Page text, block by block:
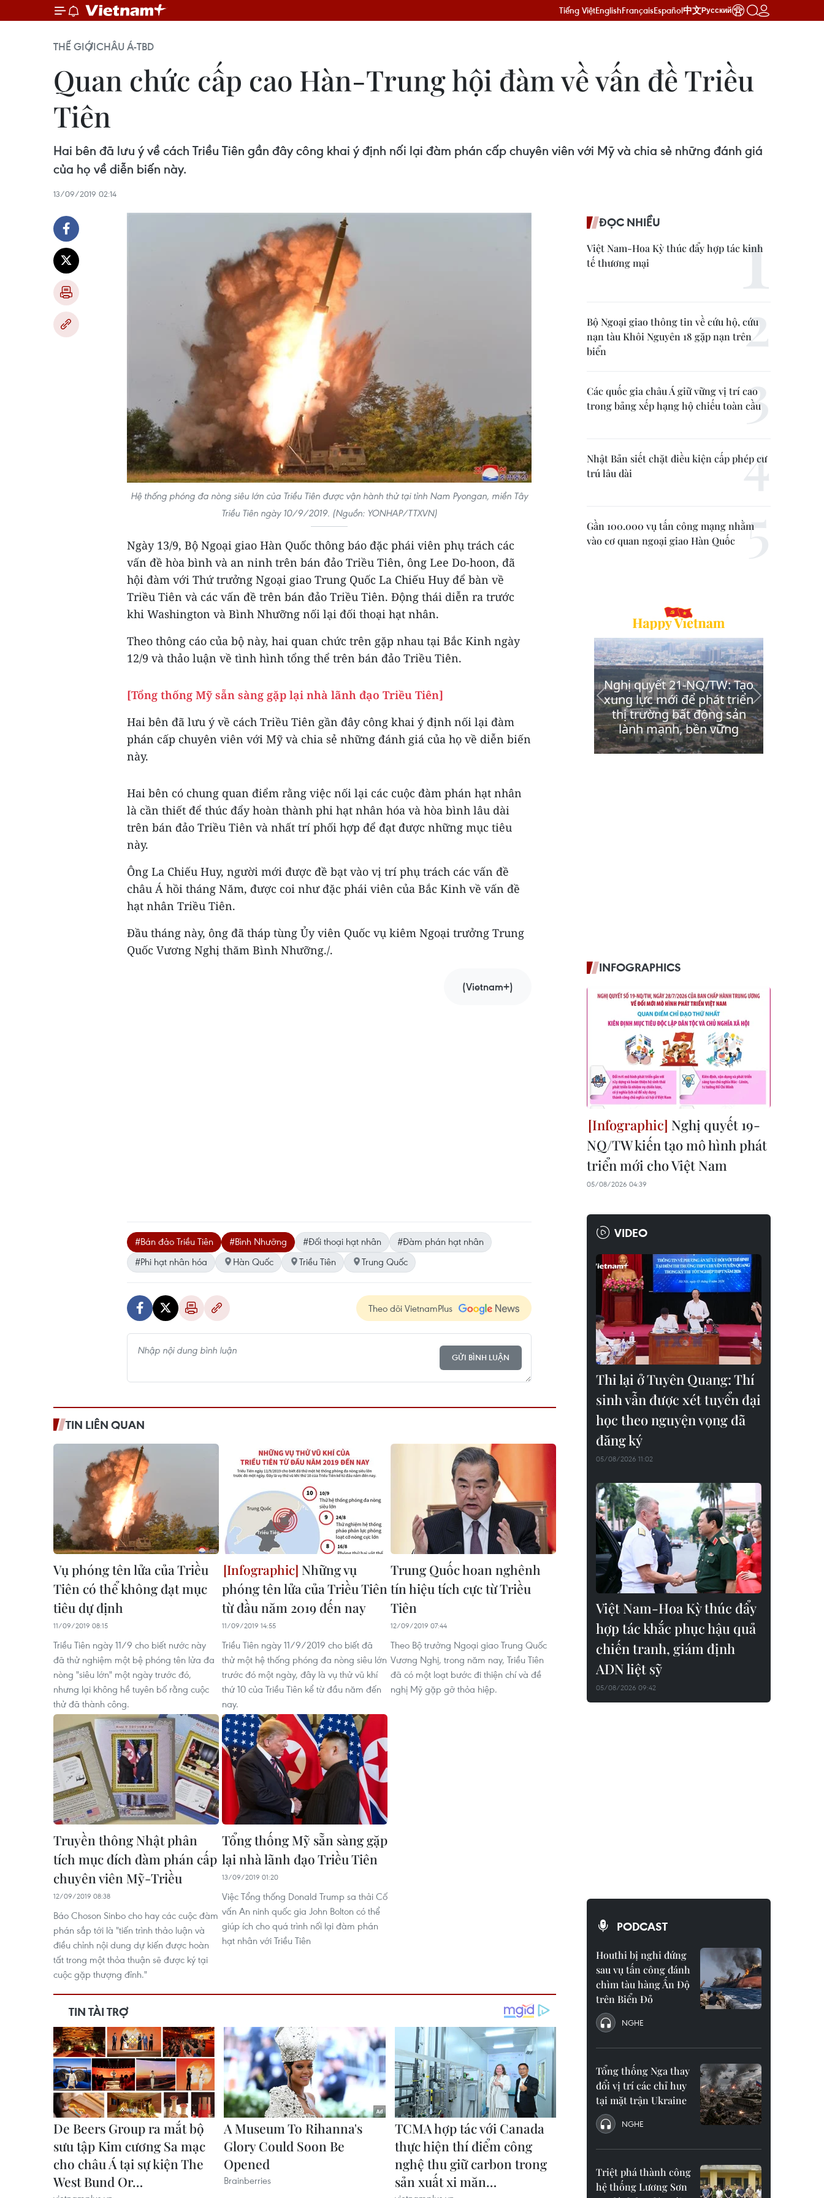
Tiếng ViệtEnglishFrançaisEspañol中文Русский
THẾ GIỚICHÂU Á-TBD
Quan chức cấp cao Hàn-Trung hội đàm về vấn đề Triều
Tiên
Hai bên đã lưu ý về cách Triều Tiên gần đây công khai ý định nối lại đàm phán cấp chuyên viên với Mỹ và chia sẻ những đánh giá
của họ về diễn biến này.
13/09/2019 02:14
Hệ thống phóng đa nòng siêu lớn của Triều Tiên được vận hành thử tại tỉnh Nam Pyongan, miền Tây
Triều Tiên ngày 10/9/2019. (Nguồn: YONHAP/TTXVN)
Ngày 13/9, Bộ Ngoại giao Hàn Quốc thông báo đặc phái viên phụ trách các
vấn đề hòa bình và an ninh trên bán đảo Triều Tiên, ông Lee Do-hoon, đã
hội đàm với Thứ trưởng Ngoại giao Trung Quốc La Chiếu Huy để bàn về
Triều Tiên và các vấn đề trên bán đảo Triều Tiên. Động thái diễn ra trước
khi Washington và Bình Nhưỡng nối lại đối thoại hạt nhân.
Theo thông cáo của bộ này, hai quan chức trên gặp nhau tại Bắc Kinh ngày
12/9 và thảo luận về tình hình tổng thể trên bán đảo Triều Tiên.
[Tổng thống Mỹ sẵn sàng gặp lại nhà lãnh đạo Triều Tiên]
Hai bên đã lưu ý về cách Triều Tiên gần đây công khai ý định nối lại đàm
phán cấp chuyên viên với Mỹ và chia sẻ những đánh giá của họ về diễn biến
này.
Hai bên có chung quan điểm rằng việc nối lại các cuộc đàm phán hạt nhân
là cần thiết để thúc đẩy hoàn thành phi hạt nhân hóa và hòa bình lâu dài
trên bán đảo Triều Tiên và nhất trí phối hợp để đạt được những mục tiêu
này.
Ông La Chiếu Huy, người mới được đề bạt vào vị trí phụ trách các vấn đề
châu Á hồi tháng Năm, được coi như đặc phái viên của Bắc Kinh về vấn đề
hạt nhân Triều Tiên.
Đầu tháng này, ông đã tháp tùng Ủy viên Quốc vụ kiêm Ngoại trưởng Trung
Quốc Vương Nghị thăm Bình Nhưỡng./.
(Vietnam+)
#Bán đảo Triều Tiên #Bình Nhưỡng #Đối thoại hạt nhân
#Đàm phán hạt nhân
#Phi hạt nhân hóa
Hàn Quốc Triều Tiên Trung Quốc
Theo dõi VietnamPlus
GỬI BÌNH LUẬN
TIN LIÊN QUAN
Vụ phóng tên lửa của Triều
Tiên có thể không đạt mục
tiêu dự định
11/09/2019 08:15
Triều Tiên ngày 11/9 cho biết nước này
đã thử nghiệm một bệ phóng tên lửa đa
nòng "siêu lớn" một ngày trước đó,
nhưng lại không hề tuyên bố rằng cuộc
thử đã thành công.
Những vụ
phóng tên lửa của Triều Tiên
từ đầu năm 2019 đến nay
11/09/2019 14:55
Triều Tiên ngày 11/9/2019 cho biết đã
thử một hệ thống phóng đa nòng siêu lớn
trước đó một ngày, đây là vụ thử vũ khí
thứ 10 của Triều Tiên kể từ đầu năm đến
nay.
Trung Quốc hoan nghênh
tín hiệu tích cực từ Triều
Tiên
12/09/2019 07:44
Theo Bộ trưởng Ngoại giao Trung Quốc
Vương Nghị, trong năm nay, Triều Tiên
đã có một loạt bước đi thiện chí và đề
nghị Mỹ gặp gỡ thỏa hiệp.
Truyền thông Nhật phân
tích mục đích đàm phán cấp
chuyên viên Mỹ-Triều
12/09/2019 08:38
Báo Choson Sinbo cho hay các cuộc đàm
phán sắp tới là "tiến trình thảo luận và
điều chỉnh nội dung dự kiến được hoàn
tất trong một thỏa thuận sẽ được ký tại
cuộc gặp thượng đỉnh."
Tổng thống Mỹ sẵn sàng gặp
lại nhà lãnh đạo Triều Tiên
13/09/2019 01:20
Việc Tổng thống Donald Trump sa thải Cố
vấn An ninh quốc gia John Bolton có thể
giúp ích cho quá trình nối lại đàm phán
hạt nhân với Triều Tiên
ĐỌC NHIỀU
Việt Nam-Hoa Kỳ thúc đẩy hợp tác kinh
tế thương mại
Bộ Ngoại giao thông tin về cứu hộ, cứu
nạn tàu Khôi Nguyên 18 gặp nạn trên
biển
Các quốc gia châu Á giữ vững vị trí cao
trong bảng xếp hạng hộ chiếu toàn cầu
Nhật Bản siết chặt điều kiện cấp phép cư
trú lâu dài
Gần 100.000 vụ tấn công mạng nhằm
vào cơ quan ngoại giao Hàn Quốc
INFOGRAPHICS
Nghị quyết 19-
NQ/TW kiến tạo mô hình phát
triển mới cho Việt Nam
05/08/2026 04:39
VIDEO
Thi lại ở Tuyên Quang: Thí
sinh vẫn được xét tuyển đại
học theo nguyện vọng đã
đăng ký
05/08/2026 11:02
Việt Nam-Hoa Kỳ thúc đẩy
hợp tác khắc phục hậu quả
chiến tranh, giám định
ADN liệt sỹ
05/08/2026 09:42
PODCAST
Houthi bị nghi đứng
sau vụ tấn công đánh
chìm tàu hàng Ấn Độ
trên Biển Đỏ
NGHE
Tổng thống Nga thay
đổi vị trí các chỉ huy
tại mặt trận Ukraine
NGHE
Triệt phá thành công
hệ thống Lương Sơn